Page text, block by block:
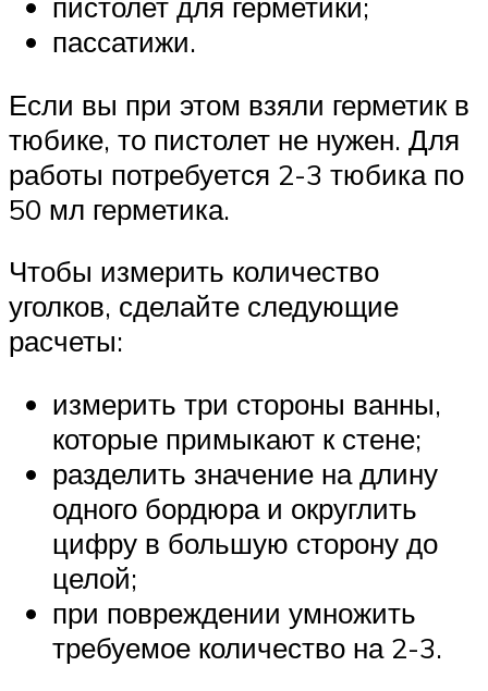
пассатижи.
Если вы при этом взяли герметик в
тюбике, то пистолет не нужен. Для
работы потребуется 2-3 тюбика по
50 мл герметика.
Чтобы измерить количество
уголков, сделайте следующие
расчеты:
измерить три стороны ванны,
которые примыкают к стене;
разделить значение на длину
одного бордюра и округлить
цифру в большую сторону до
целой;
при повреждении умножить
требуемое количество на 2-3.